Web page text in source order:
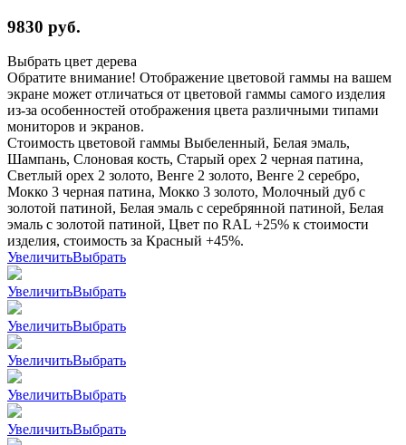
9830 руб.
Выбрать цвет дерева
Обратите внимание! Отображение цветовой гаммы на вашем
экране может отличаться от цветовой гаммы самого изделия
из-за особенностей отображения цвета различными типами
мониторов и экранов.
Стоимость цветовой гаммы Выбеленный, Белая эмаль,
Шампань, Слоновая кость, Старый орех 2 черная патина,
Светлый орех 2 золото, Венге 2 золото, Венге 2 серебро,
Мокко 3 черная патина, Мокко 3 золото, Молочный дуб с
золотой патиной, Белая эмаль с серебрянной патиной, Белая
эмаль с золотой патиной, Цвет по RAL +25% к стоимости
изделия, стоимость за Красный +45%.
УвеличитьВыбрать
УвеличитьВыбрать
УвеличитьВыбрать
УвеличитьВыбрать
УвеличитьВыбрать
УвеличитьВыбрать